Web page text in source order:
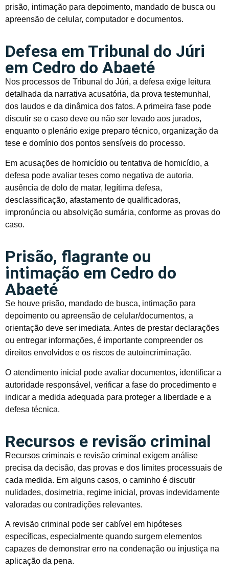
prisão, intimação para depoimento, mandado de busca ou
apreensão de celular, computador e documentos.
Defesa em Tribunal do Júri
em Cedro do Abaeté
Nos processos de Tribunal do Júri, a defesa exige leitura
detalhada da narrativa acusatória, da prova testemunhal,
dos laudos e da dinâmica dos fatos. A primeira fase pode
discutir se o caso deve ou não ser levado aos jurados,
enquanto o plenário exige preparo técnico, organização da
tese e domínio dos pontos sensíveis do processo.
Em acusações de homicídio ou tentativa de homicídio, a
defesa pode avaliar teses como negativa de autoria,
ausência de dolo de matar, legítima defesa,
desclassificação, afastamento de qualificadoras,
impronúncia ou absolvição sumária, conforme as provas do
caso.
Prisão, flagrante ou
intimação em Cedro do
Abaeté
Se houve prisão, mandado de busca, intimação para
depoimento ou apreensão de celular/documentos, a
orientação deve ser imediata. Antes de prestar declarações
ou entregar informações, é importante compreender os
direitos envolvidos e os riscos de autoincriminação.
O atendimento inicial pode avaliar documentos, identificar a
autoridade responsável, verificar a fase do procedimento e
indicar a medida adequada para proteger a liberdade e a
defesa técnica.
Recursos e revisão criminal
Recursos criminais e revisão criminal exigem análise
precisa da decisão, das provas e dos limites processuais de
cada medida. Em alguns casos, o caminho é discutir
nulidades, dosimetria, regime inicial, provas indevidamente
valoradas ou contradições relevantes.
A revisão criminal pode ser cabível em hipóteses
específicas, especialmente quando surgem elementos
capazes de demonstrar erro na condenação ou injustiça na
aplicação da pena.